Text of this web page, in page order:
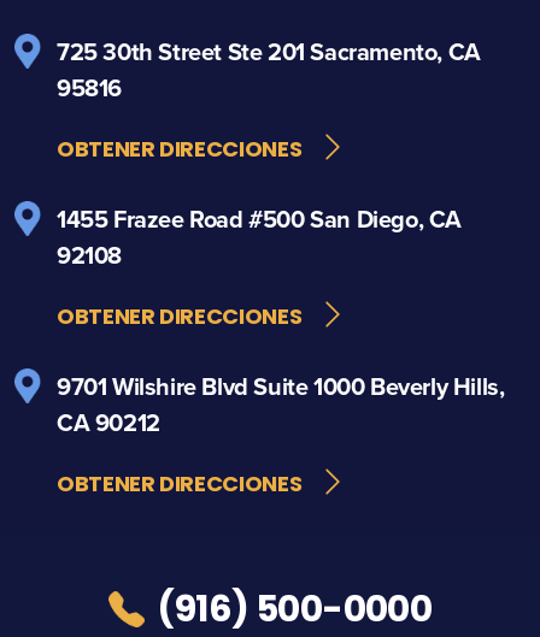
725 30th StreetSte 201Sacramento, CA
95816
OBTENER DIRECCIONES
1455 Frazee Road#500San Diego, CA
92108
OBTENER DIRECCIONES
9701 Wilshire BlvdSuite 1000Beverly Hills,
CA 90212
OBTENER DIRECCIONES
(916) 500-0000